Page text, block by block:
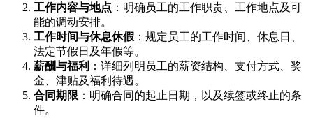
工作内容与地点 ：明确员工的工作职责、工作地点及可
能的调动安排。
工作时间与休息休假 ：规定员工的工作时间、休息日、
法定节假日及年假等。
薪酬与福利 ：详细列明员工的薪资结构、支付方式、奖
金、津贴及福利待遇。
合同期限 ：明确合同的起止日期，以及续签或终止的条
件。